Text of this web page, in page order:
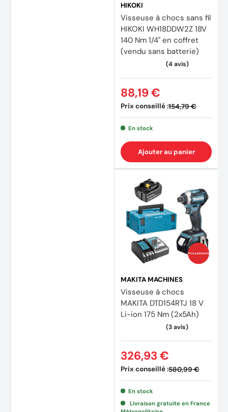
HIKOKI
Visseuse à chocs sans fil
HIKOKI WH18DDW2Z 18V
140 Nm 1/4" en coffret
(vendu sans batterie)
Prix conseillé :154,79 €
88,19 €
En stock
Ajouter au panier
Prix coûtants
MAKITA MACHINES
Visseuse à chocs
MAKITA DTD154RTJ 18 V
Li-ion 175 Nm (2x5Ah)
Prix conseillé :580,99 €
326,93 €
En stock
Livraison gratuite en France